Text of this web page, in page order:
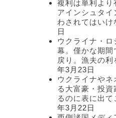
複利は単利より
アインシュタ
わされてはいけ
日
ウクライナ・
幕。僅かな期間
戻り。漁夫の利
年3月23日
ウクライナやネ
る大富豪・投
るのに表に出て
年3月22日